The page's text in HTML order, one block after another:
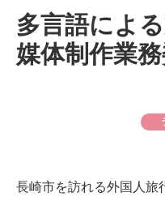
多言語によ
媒体制作業務
長崎市を訪れる外国人旅